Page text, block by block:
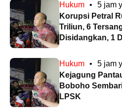
Hukum •
5 jam
Korupsi Petral
Triliun, 6
Disidangkan, 1
Hukum •
5 jam
Kejagung
Boboho
LPSK